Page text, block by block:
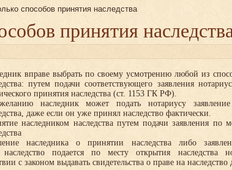
способов принятия наследства
принятия наследства
вправе выбрать по своему усмотрению любой из
путем подачи соответствующего заявления
принятия наследства (ст. 1153 ГК РФ).
наследник может подать нотариусу
даже если он уже принял наследство фактически.
наследником наследства путем подачи заявления по
наследника о принятии наследства либо
подается по месту открытия наследства
с законом выдавать свидетельства о праве на